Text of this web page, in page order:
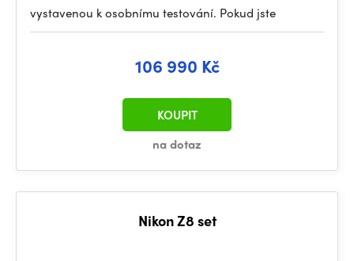
vystavenou k osobnímu testování. Pokud jste
106 990 Kč
na dotaz
KOUPIT
Nikon Z8 set